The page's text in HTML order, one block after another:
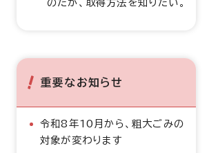
のだが、取得方法を知りたい。
重要なお知らせ
令和8年10月から、粗大ごみの
対象が変わります